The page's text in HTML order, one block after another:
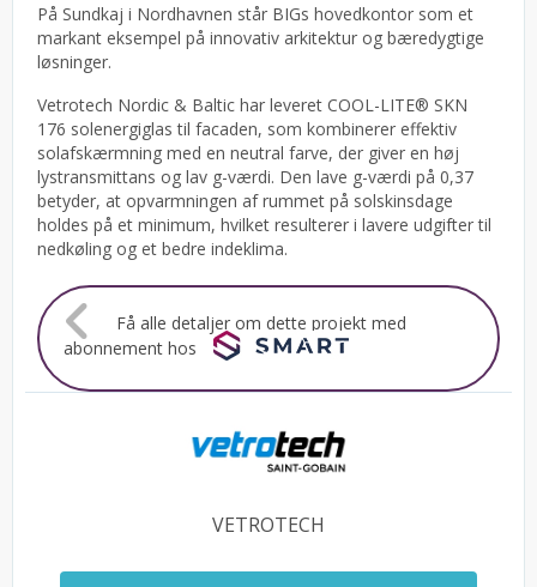
På Sundkaj i Nordhavnen står BIGs hovedkontor som et
markant eksempel på innovativ arkitektur og bæredygtige
løsninger.
Vetrotech Nordic & Baltic har leveret COOL-LITE® SKN
176 solenergiglas til facaden, som kombinerer effektiv
solafskærmning med en neutral farve, der giver en høj
lystransmittans og lav g-værdi. Den lave g-værdi på 0,37
betyder, at opvarmningen af rummet på solskinsdage
holdes på et minimum, hvilket resulterer i lavere udgifter til
nedkøling og et bedre indeklima.
Få alle detaljer om dette projekt med
abonnement hos
VETROTECH